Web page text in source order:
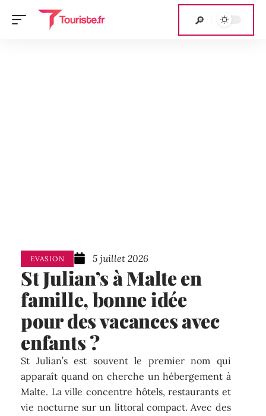
EVASION 5 juillet 2026
St Julian’s à Malte en
famille, bonne idée
pour des vacances avec
enfants ?
St Julian’s est souvent le premier nom qui
apparaît quand on cherche un hébergement à
Malte. La ville concentre hôtels, restaurants et
vie nocturne sur un littoral compact. Avec des